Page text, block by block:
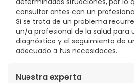
consultar antes con un
Si se trata de un problema
un/a profesional de la salud para
diagnóstico y el seguimiento de
adecuado a tus necesidades.
Nuestra experta